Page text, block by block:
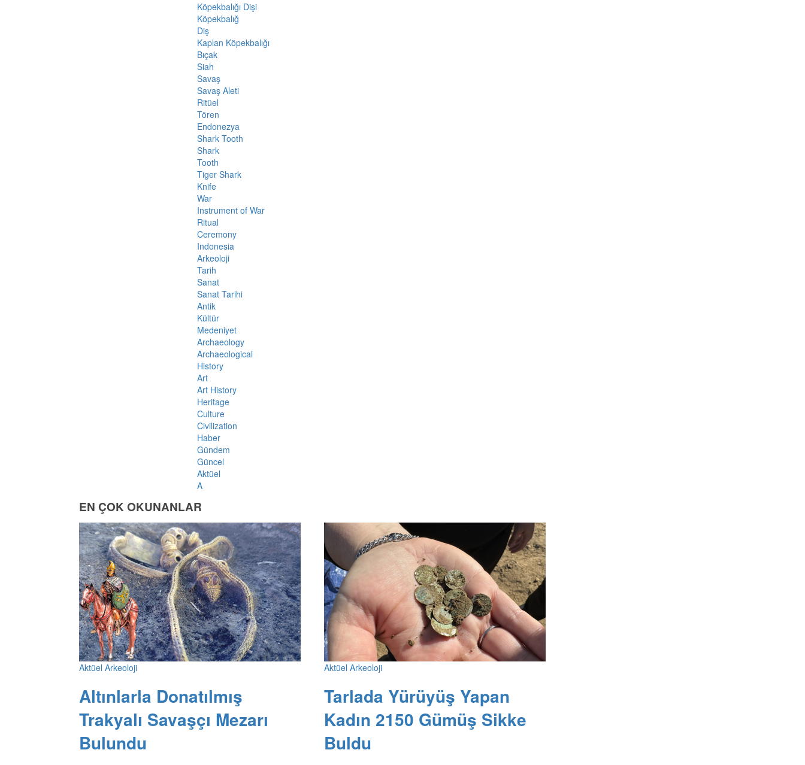
Köpekbalığı Dişi
Köpekbalığ
Diş
Kaplan Köpekbalığı
Bıçak
Siah
Savaş
Savaş Aleti
Ritüel
Tören
Endonezya
Shark Tooth
Shark
Tooth
Tiger Shark
Knife
War
Instrument of War
Ritual
Ceremony
Indonesia
Arkeoloji
Tarih
Sanat
Sanat Tarihi
Antik
Kültür
Medeniyet
Archaeology
Archaeological
History
Art
Art History
Heritage
Culture
Civilization
Haber
Gündem
Güncel
Aktüel
A
EN ÇOK OKUNANLAR
Aktüel Arkeoloji
Altınlarla Donatılmış
Trakyalı Savaşçı Mezarı
Bulundu
Aktüel Arkeoloji
Tarlada Yürüyüş Yapan
Kadın 2150 Gümüş Sikke
Buldu